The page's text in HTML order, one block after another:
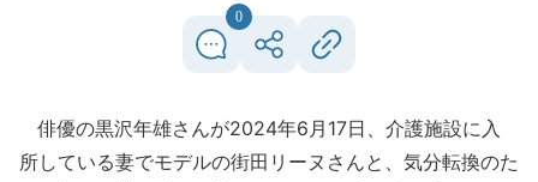
0
俳優の黒沢年雄さんが2024年6月17日、介護施設に入
所している妻でモデルの街田リーヌさんと、気分転換のた